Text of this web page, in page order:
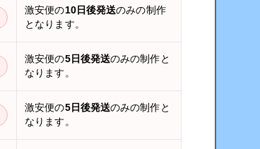
激安便の10日後発送のみの制作
となります。
激安便の5日後発送のみの制作と
なります。
激安便の5日後発送のみの制作と
なります。